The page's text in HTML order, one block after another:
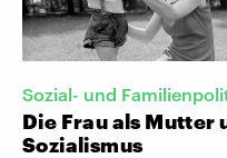
Sozial- und
Die Frau als Mutter
Sozialismus